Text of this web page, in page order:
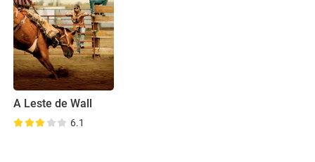
A Leste de Wall
6.1